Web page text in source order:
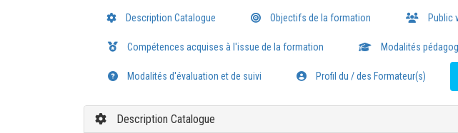
Description Catalogue Objectifs de la formation Public
Compétences acquises à l'issue de la formation Modalités
Modalités d'évaluation et de suivi Profil du / des Formateur(s)
Description Catalogue